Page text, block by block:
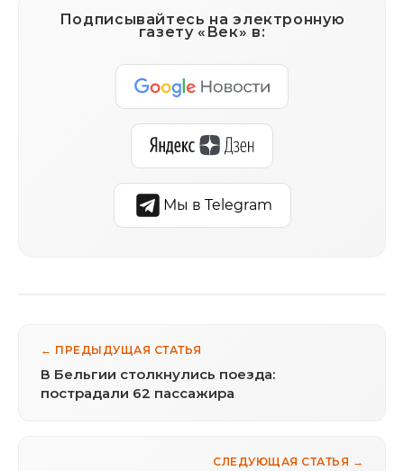
Подписывайтесь на электронную
газету «Век» в:
Мы в Telegram
← ПРЕДЫДУЩАЯ СТАТЬЯ
В Бельгии столкнулись поезда:
пострадали 62 пассажира
СЛЕДУЮЩАЯ СТАТЬЯ →